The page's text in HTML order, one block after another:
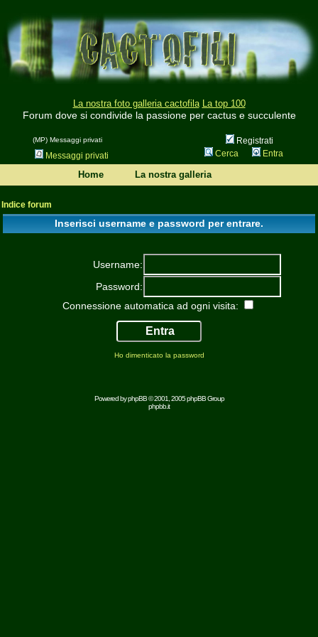
La nostra foto galleria cactofila La top 100
Forum dove si condivide la passione per cactus e succulente
(MP) Messaggi privati
Registrati
Messaggi privati
Cerca Entra
Home La nostra galleria
Indice forum
Inserisci username e password per entrare.
Username:
Password:
Connessione automatica ad ogni visita:
Ho dimenticato la password
Powered byphpBB© 2001, 2005 phpBB Group
phpbb.it